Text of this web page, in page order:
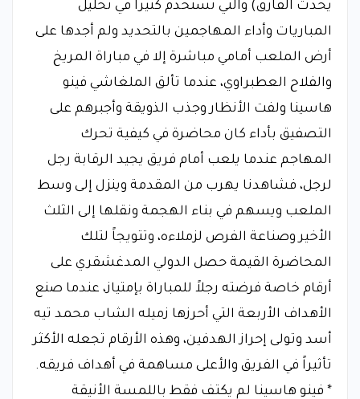
يحدث الفارق) والتي تستخدم كثيراً في تحليل
المباريات وأداء المهاجمين بالتحديد ولم أجدها على
أرض الملعب أمامي مباشرة إلا في مباراة المريخ
والفلاح العطبراوي، عندما تألق الملغاشي فينو
هاسينا ولفت الأنظار وجذب الذويقة وأجبرهم على
التصفيق بأداء كان محاضرة في كيفية تحرك
المهاجم عندما يلعب أمام فريق يجيد الرقابة رجل
لرجل، فشاهدنا يهرب من المقدمة وينزل إلى وسط
الملعب ويسهم في بناء الهجمة ونقلها إلى الثلث
الأخير وصناعة الفرص لزملاءه، وتتويجاً لتلك
المحاضرة القيمة حصل الدولي المدغشقري على
أرقام خاصة فرضته رجلاً للمباراة بإمتياز، عندما صنع
الأهداف الأربعة التي أحرزها زميله الشاب محمد تيه
أسد وتولى إحراز الهدفين، وهذه الأرقام تجعله الأكثر
تأثيراً في الفريق والأعلى مساهمة في أهداف فريقه.
* فينو هاسينا لم يكتف فقط باللمسة الأنيقة